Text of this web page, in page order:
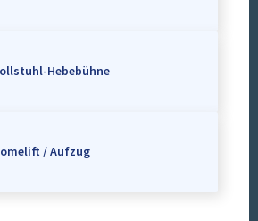
Hebebühne
/ Aufzug